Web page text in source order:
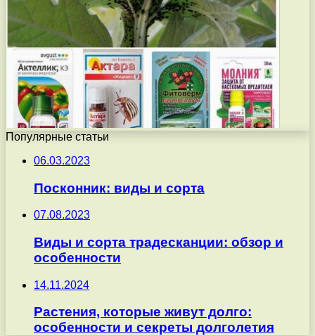
Популярные статьи
06.03.2023
Посконник: виды и сорта
07.08.2023
Виды и сорта традесканции: обзор и
особенности
14.11.2024
Растения, которые живут долго:
особенности и секреты долголетия